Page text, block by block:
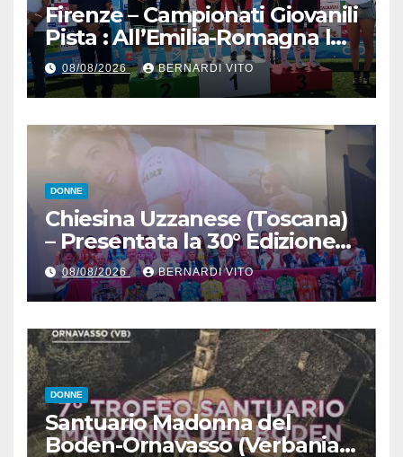
Firenze – Campionati Giovanili
Pista : All’Emilia-Romagna la
Maglia Tricolore Madison
“Donne Allieve”
08/08/2026 BERNARDI VITO
DONNE
Chiesina Uzzanese (Toscana)
– Presentata la 30° Edizione
del Giro della Toscana
Femminile : Si disputerà dal
27 al 30 Agosto 2026
08/08/2026 BERNARDI VITO
DONNE
Santuario Madonna del
Boden-Ornavasso (Verbania)